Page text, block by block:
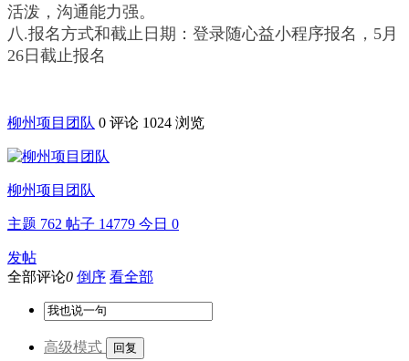
活泼，沟通能力强。
八.报名方式和截止日期：登录随心益小程序报名，5月
26日截止报名
柳州项目团队 0 评论 1024 浏览
柳州项目团队
主题 762 帖子 14779 今日 0
发帖
全部评论0 倒序 看全部
高级模式